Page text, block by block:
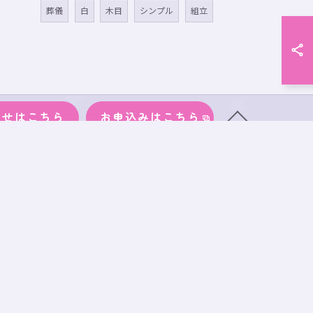
葬儀 白 木目 シンプル 組立
はこちら お申込みはこちら